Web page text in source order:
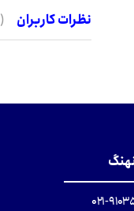
نظرات کاربران (0 نظر)
۰۲۱